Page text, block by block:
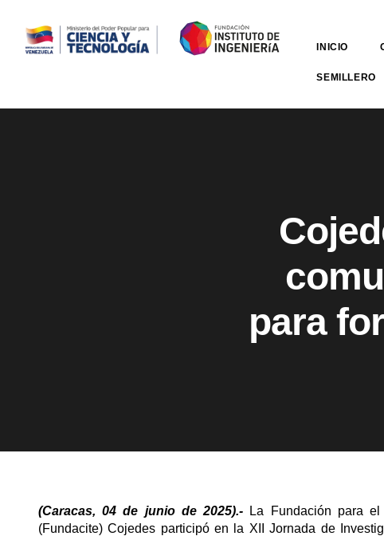
INICIO
SEMILLERO
para
(Caracas, 04 de junio de 2025).-
La Fundación para
(Fundacite) Cojedes participó en la XII Jornada de